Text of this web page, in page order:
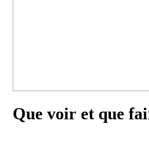
Que voir et que